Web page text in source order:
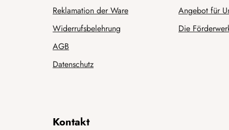
Reklamation der Ware
Widerrufsbelehrung
AGB
Datenschutz
Angebot für
Die
Kontakt